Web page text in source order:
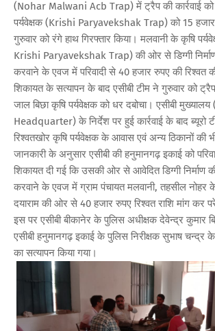
(Nohar Malwani Acb Trap) में ट्रैप की कार्रवाई
पर्यवेक्षक (Krishi Paryavekshak Trap) को 15
गुरुवार को रंगे हाथ गिरफ्तार किया। मलवानी के कृषि
Krishi Paryavekshak Trap) की ओर से डिग्गी
करवाने के एवज में परिवादी से 40 हजार रुपए की रिश्वत
शिकायत के सत्यापन के बाद एसीबी टीम ने गुरुवार को ट्रैप
जाल बिछा कृषि पर्यवेक्षक को धर दबोचा। एसीबी मुख्यालय
Headquarter) के निर्देश पर हुई कार्रवाई के बाद ब्यूरो
रिश्वतखोर कृषि पर्यवेक्षक के आवास एवं अन्य ठिकानों की
जानकारी के अनुसार एसीबी की हनुमानगढ़ इकाई को
शिकायत दी गई कि उसकी ओर से आवेदित डिग्गी निर्माण
करवाने के एवज में ग्राम पंचायत मलवानी, तहसील नोहर के
दयाराम की ओर से 40 हजार रुपए रिश्वत राशि मांग कर
इस पर एसीबी बीकानेर के पुलिस अधीक्षक देवेन्द्र कुमार
एसीबी हनुमानगढ़ इकाई के पुलिस निरीक्षक सुभाष चन्द्र
का सत्यापन किया गया।